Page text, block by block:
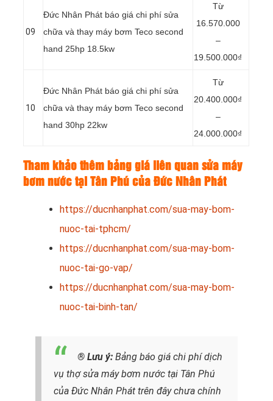
09
Đức Nhân Phát báo giá chi phí sửa
chữa và thay máy bơm Teco second
hand 25hp 18.5kw
Từ
16.570.000
–
19.500.000₫
10
Đức Nhân Phát báo giá chi phí sửa
chữa và thay máy bơm Teco second
hand 30hp 22kw
Từ
20.400.000₫
–
24.000.000₫
Tham khảo thêm bảng giá liên quan sửa máy
bơm nước tại Tân Phú của Đức Nhân Phát
https://ducnhanphat.com/sua-may-bom-
nuoc-tai-tphcm/
https://ducnhanphat.com/sua-may-bom-
nuoc-tai-go-vap/
https://ducnhanphat.com/sua-may-bom-
nuoc-tai-binh-tan/
® Lưu ý: Bảng báo giá chi phí dịch
vụ thợ sửa máy bơm nước tại Tân Phú
của Đức Nhân Phát trên đây chưa chính